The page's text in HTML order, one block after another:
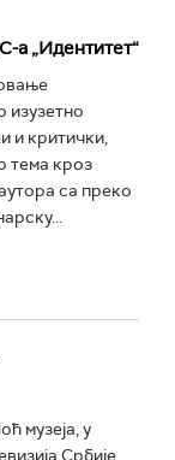
а „Идентитет“
изузетно
и критички,
тема кроз
са преко
музеја, у
Србије